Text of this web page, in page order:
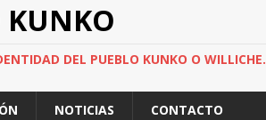
KUNKO
DEL PUEBLO KUNKO O WILLICHE.
NOTICIAS CONTACTO